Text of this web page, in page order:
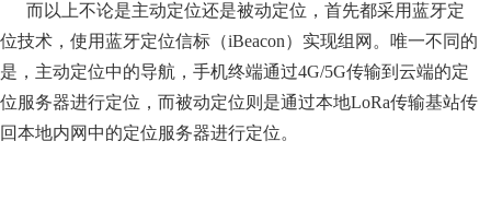
而以上不论是主动定位还是被动定位，首先都采用蓝牙定
位技术，使用蓝牙定位信标（iBeacon）实现组网。唯一不同的
是，主动定位中的导航，手机终端通过4G/5G传输到云端的定
位服务器进行定位，而被动定位则是通过本地LoRa传输基站传
回本地内网中的定位服务器进行定位。